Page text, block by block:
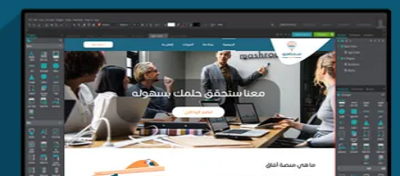
منصة أفق للتدريب
التفاصيل